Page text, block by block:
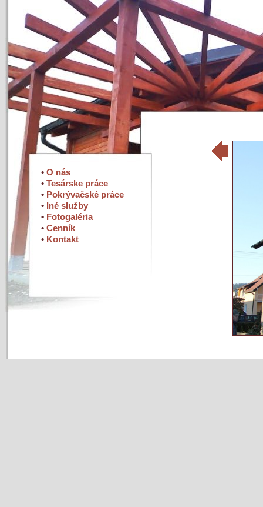
• O nás
• Tesárske práce
• Pokrývačské práce
• Iné služby
• Fotogaléria
• Cenník
• Kontakt